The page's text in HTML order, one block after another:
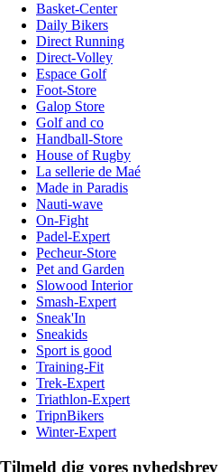
Basket-Center
Daily Bikers
Direct Running
Direct-Volley
Espace Golf
Foot-Store
Galop Store
Golf and co
Handball-Store
House of Rugby
La sellerie de Maé
Made in Paradis
Nauti-wave
On-Fight
Padel-Expert
Pecheur-Store
Pet and Garden
Slowood Interior
Smash-Expert
Sneak'In
Sneakids
Sport is good
Training-Fit
Trek-Expert
Triathlon-Expert
TripnBikers
Winter-Expert
Tilmeld dig vores nyhedsbrev